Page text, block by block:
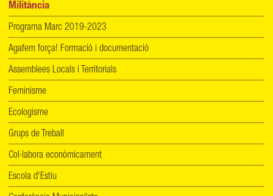
Militància
Programa Marc 2019-2023
Agafem força! Formació i documentació
Assemblees Locals i Territorials
Feminisme
Ecologisme
Grups de Treball
Col·labora econòmicament
Escola d'Estiu